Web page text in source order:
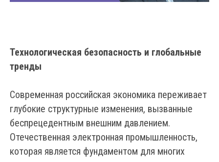
Технологическая безопасность и глобальные
тренды
Современная российская экономика переживает
глубокие структурные изменения, вызванные
беспрецедентным внешним давлением.
Отечественная электронная промышленность,
которая является фундаментом для многих